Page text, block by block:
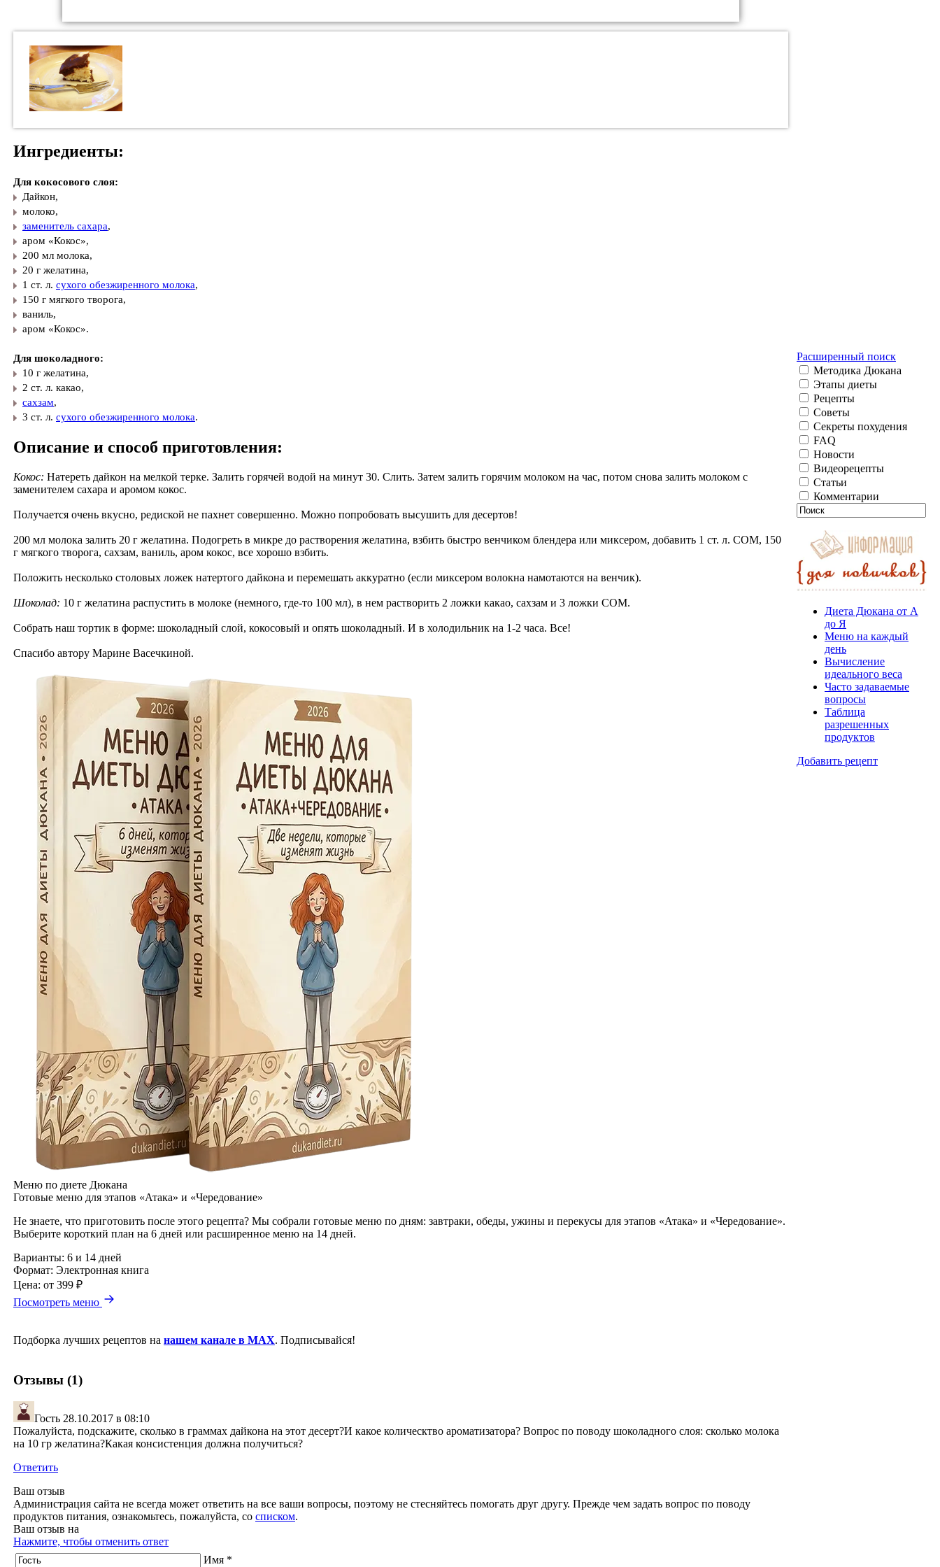
Ингредиенты:
Для кокосового слоя:
Дайкон,
молоко,
заменитель сахара,
аром «Кокос»,
200 мл молока,
20 г желатина,
1 ст. л. сухого обезжиренного молока,
150 г мягкого творога,
ваниль,
аром «Кокос».
Для шоколадного:
10 г желатина,
2 ст. л. какао,
сахзам,
3 ст. л. сухого обезжиренного молока.
Описание и способ приготовления:
Кокос: Натереть дайкон на мелкой терке. Залить горячей водой на минут 30. Слить. Затем залить горячим молоком на час, потом снова залить молоком с
заменителем сахара и аромом кокос.
Получается очень вкусно, редиской не пахнет совершенно. Можно попробовать высушить для десертов!
200 мл молока залить 20 г желатина. Подогреть в микре до растворения желатина, взбить быстро венчиком блендера или миксером, добавить 1 ст. л. СОМ, 150
г мягкого творога, сахзам, ваниль, аром кокос, все хорошо взбить.
Положить несколько столовых ложек натертого дайкона и перемешать аккуратно (если миксером волокна намотаются на венчик).
Шоколад: 10 г желатина распустить в молоке (немного, где-то 100 мл), в нем растворить 2 ложки какао, сахзам и 3 ложки СОМ.
Собрать наш тортик в форме: шоколадный слой, кокосовый и опять шоколадный. И в холодильник на 1-2 часа. Все!
Спасибо автору Марине Васечкиной.
Меню по диете Дюкана
Готовые меню для этапов «Атака» и «Чередование»
Не знаете, что приготовить после этого рецепта? Мы собрали готовые меню по дням: завтраки, обеды, ужины и перекусы для этапов «Атака» и «Чередование».
Выберите короткий план на 6 дней или расширенное меню на 14 дней.
Варианты: 6 и 14 дней
Формат: Электронная книга
Цена: от 399 ₽
Посмотреть меню
Подборка лучших рецептов на нашем канале в MAX. Подписывайся!
Отзывы (1)
Гость 28.10.2017 в 08:10
Пожалуйста, подскажите, сколько в граммах дайкона на этот десерт?И какое колическтво ароматизатора? Вопрос по поводу шоколадного слоя: сколько молока
на 10 гр желатина?Какая консистенция должна получиться?
Ответить
Ваш отзыв
Администрация сайта не всегда может ответить на все ваши вопросы, поэтому не стесняйтесь помогать друг другу. Прежде чем задать вопрос по поводу
продуктов питания, ознакомьтесь, пожалуйста, со списком.
Ваш отзыв на
Нажмите, чтобы отменить ответ
Имя *
Расширенный поиск
Методика Дюкана
Этапы диеты
Рецепты
Советы
Секреты похудения
FAQ
Новости
Видеорецепты
Статьи
Комментарии
Диета Дюкана от А
до Я
Меню на каждый
день
Вычисление
идеального веса
Часто задаваемые
вопросы
Таблица
разрешенных
продуктов
Добавить рецепт